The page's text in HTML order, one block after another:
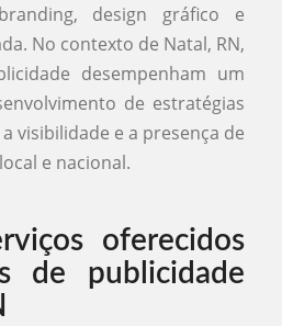
design gráfico e
No contexto de Natal, RN,
desempenham um
de estratégias
visibilidade e a presença de
e nacional.
oferecidos
de publicidade